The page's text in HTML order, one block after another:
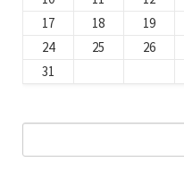
17
18 19
24
25 26
31